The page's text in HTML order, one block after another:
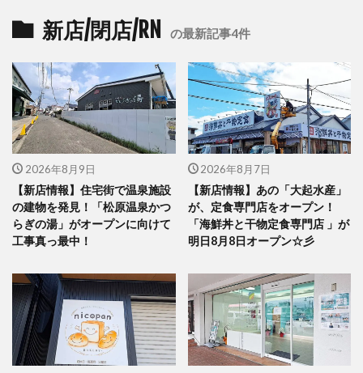
新店/閉店/RN の最新記事4件
2026年8月9日
【新店情報】住宅街で温泉施設
の建物を発見！「松原温泉かつ
らぎの湯」がオープンに向けて
工事真っ最中！
2026年8月7日
【新店情報】あの「大起水産」
が、定食専門店をオープン！
「海鮮丼と干物定食専門店 」が
明日8月8日オープン☆彡